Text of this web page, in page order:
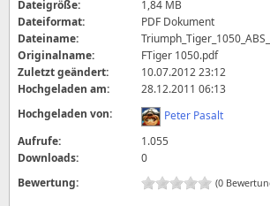
Dateigröße:
1,84 MB
Dateiformat:
PDF Dokument
Dateiname:
Originalname:
FTiger 1050.pdf
Zuletzt geändert:
10.07.2012 23:12
Hochgeladen am:
28.12.2011 06:13
Hochgeladen von:
Peter Pasalt
Aufrufe:
1.055
Downloads:
0
Bewertung:
(0